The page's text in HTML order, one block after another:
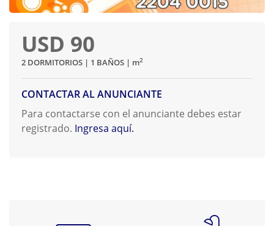
USD 90
2 DORMITORIOS | 1 BAÑOS | m2
CONTACTAR AL ANUNCIANTE
Para contactarse con el anunciante debes estar
registrado. Ingresa aquí.